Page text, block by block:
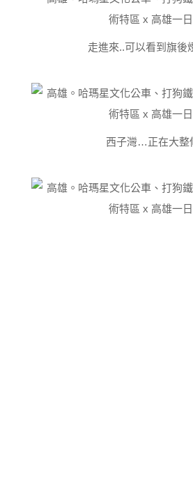
走進來..可以看到旗後
西子灣…正在大整